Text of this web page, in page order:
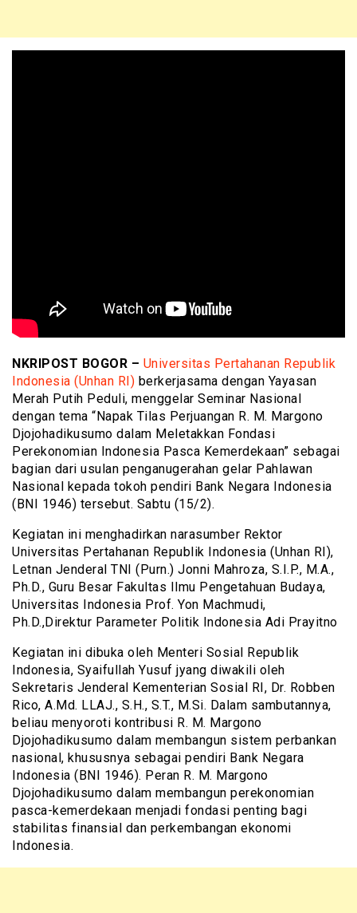
NKRIPOST BOGOR – Universitas Pertahanan Republik
Indonesia (Unhan RI) berkerjasama dengan Yayasan
Merah Putih Peduli, menggelar Seminar Nasional
dengan tema “Napak Tilas Perjuangan R. M. Margono
Djojohadikusumo dalam Meletakkan Fondasi
Perekonomian Indonesia Pasca Kemerdekaan” sebagai
bagian dari usulan penganugerahan gelar Pahlawan
Nasional kepada tokoh pendiri Bank Negara Indonesia
(BNI 1946) tersebut. Sabtu (15/2).
Kegiatan ini menghadirkan narasumber Rektor
Universitas Pertahanan Republik Indonesia (Unhan RI),
Letnan Jenderal TNI (Purn.) Jonni Mahroza, S.I.P., M.A.,
Ph.D., Guru Besar Fakultas Ilmu Pengetahuan Budaya,
Universitas Indonesia Prof. Yon Machmudi,
Ph.D.,Direktur Parameter Politik Indonesia Adi Prayitno
Kegiatan ini dibuka oleh Menteri Sosial Republik
Indonesia, Syaifullah Yusuf jyang diwakili oleh
Sekretaris Jenderal Kementerian Sosial RI, Dr. Robben
Rico, A.Md. LLAJ., S.H., S.T., M.Si. Dalam sambutannya,
beliau menyoroti kontribusi R. M. Margono
Djojohadikusumo dalam membangun sistem perbankan
nasional, khususnya sebagai pendiri Bank Negara
Indonesia (BNI 1946). Peran R. M. Margono
Djojohadikusumo dalam membangun perekonomian
pasca-kemerdekaan menjadi fondasi penting bagi
stabilitas finansial dan perkembangan ekonomi
Indonesia.